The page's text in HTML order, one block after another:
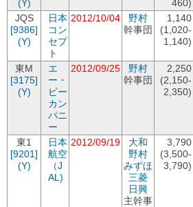
(Y)
460)
JQS
[9386]
(Y)
日本
コン
セプ
ト
2012/10/04
野村
幹事団
1,140
(1,020-
1,140)
東M
[3175]
(Y)
エ
ー・
ピー
カン
パニ
ー
2012/09/25
野村
幹事団
2,250
(2,150-
2,350)
東1
[9201]
(Y)
日本
航空
（J
AL)
2012/09/19
大和
野村
みずほ
三菱
日興
主幹事
3,790
(3,500-
3,790)